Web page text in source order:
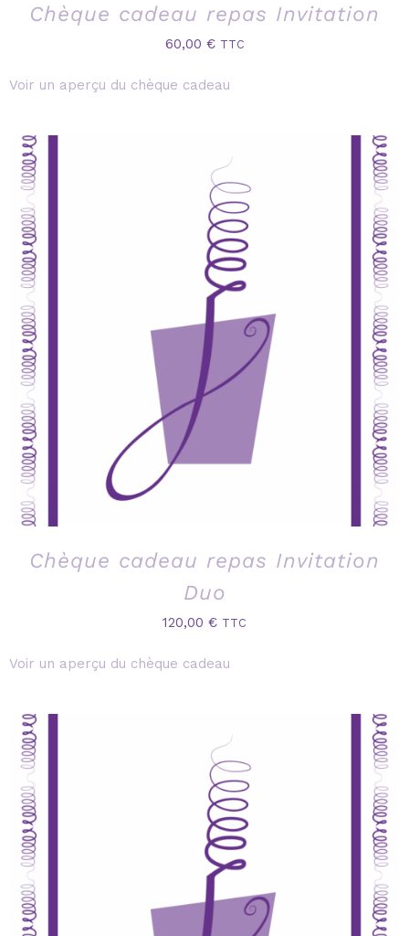
Chèque cadeau repas Invitation
60,00 € TTC
Voir un aperçu du chèque cadeau
Chèque cadeau repas Invitation
Duo
120,00 € TTC
Voir un aperçu du chèque cadeau